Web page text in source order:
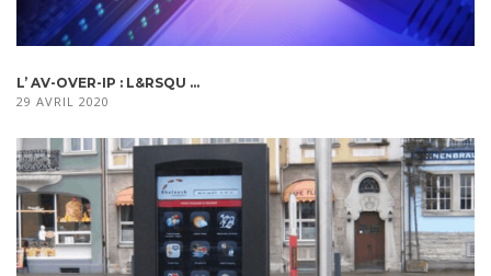
L’ AV-OVER-IP : L&RSQU ...
29 AVRIL 2020